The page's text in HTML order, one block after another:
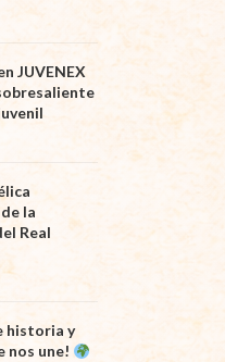
JUVENEX
la
Real
historia y
nos une!